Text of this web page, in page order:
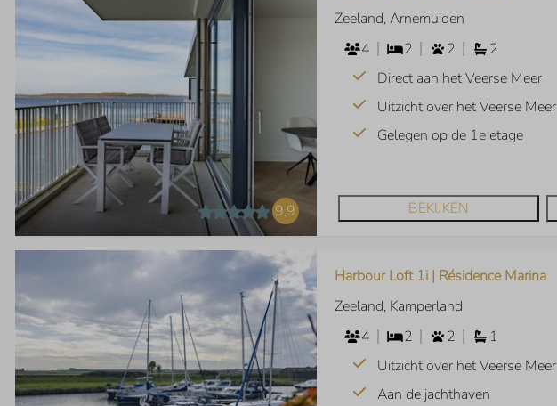
9,9
Zeeland, Arnemuiden
4
2 2
2
Direct aan het Veerse Meer
Uitzicht over het Veerse Meer
Gelegen op de 1e etage
BEKIJKEN
Harbour Loft 1i | Résidence Marina
Zeeland, Kamperland
4
2 2
1
Uitzicht over het Veerse Meer
Aan de jachthaven